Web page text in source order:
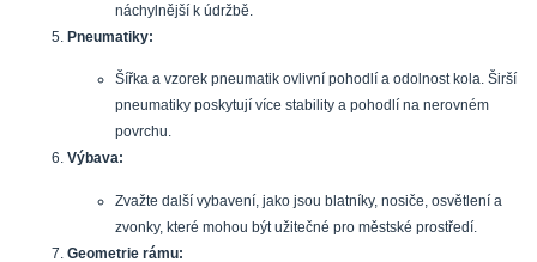
náchylnější k údržbě.
Pneumatiky:
Šířka a vzorek pneumatik ovlivní pohodlí a odolnost kola. Širší
pneumatiky poskytují více stability a pohodlí na nerovném
povrchu.
Výbava:
Zvažte další vybavení, jako jsou blatníky, nosiče, osvětlení a
zvonky, které mohou být užitečné pro městské prostředí.
Geometrie rámu: